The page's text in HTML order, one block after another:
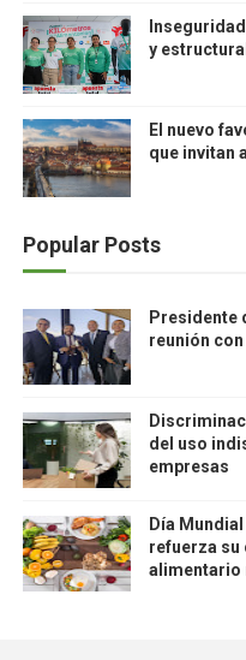
y
El nuevo
que invitan
Popular Posts
Presidente
reunión
del uso
empresas
Día
refuerza su
alimentario